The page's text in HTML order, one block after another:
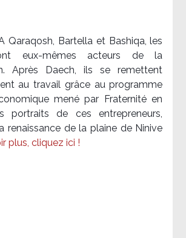
Qaraqosh, Bartella et Bashiqa, les
eux-mêmes acteurs de la
Après Daech, ils se remettent
au travail grâce au programme
mené par Fraternité en
portraits de ces entrepreneurs,
renaissance de la plaine de Ninive
plus, cliquez ici !